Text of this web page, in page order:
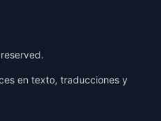
en texto, traducciones y